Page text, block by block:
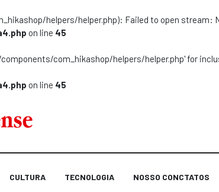
helpers/helper.php): Failed to open stream:
on line 45
com_hikashop/helpers/helper.php' for
on line 45
CULTURA TECNOLOGIA NOSSO CONCTATOS